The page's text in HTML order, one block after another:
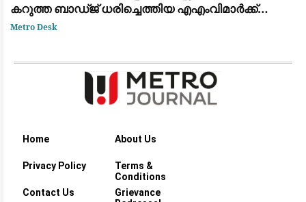
കറുത്ത ബാഡ്ജ് ധരിച്ചെത്തിയ എഎംവിമാർക്ക്
മെമ്മോ അയച്ച് ഗതാഗത കമ്മീഷണർ
Metro Desk
Home About Us
Privacy Policy
Terms &
Conditions
Contact Us
Grievance